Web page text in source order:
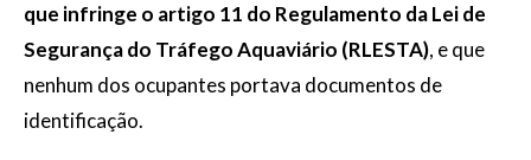
que infringe o artigo 11 do Regulamento da Lei de
Segurança do Tráfego Aquaviário (RLESTA), e que
nenhum dos ocupantes portava documentos de
identificação.